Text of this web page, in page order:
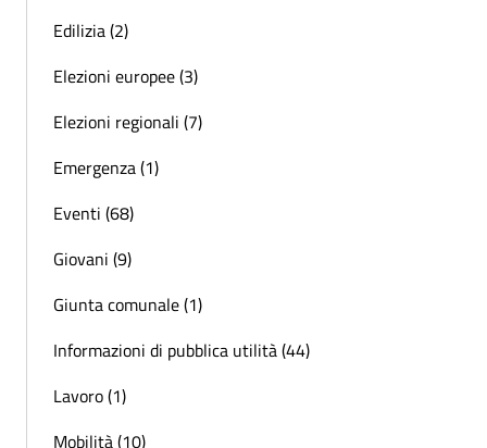
Edilizia (2)
Elezioni europee (3)
Elezioni regionali (7)
Emergenza (1)
Eventi (68)
Giovani (9)
Giunta comunale (1)
Informazioni di pubblica utilità (44)
Lavoro (1)
Mobilità (10)